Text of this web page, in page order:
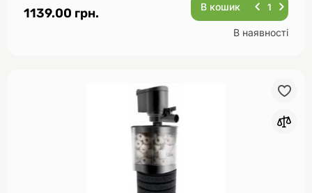
1139.00 грн. В кошик
В наявності